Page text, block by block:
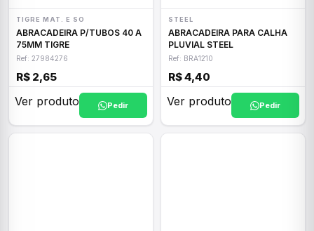
TIGRE MAT. E SO
ABRACADEIRA P/TUBOS 40 A
75MM TIGRE
Ref: 27984276
R$ 2,65
Ver produto Pedir
STEEL
ABRACADEIRA PARA CALHA
PLUVIAL STEEL
Ref: BRA1210
R$ 4,40
Ver produto Pedir